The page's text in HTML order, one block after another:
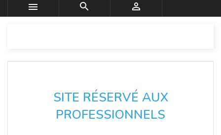
  
SITE RÉSERVÉ AUX
PROFESSIONNELS